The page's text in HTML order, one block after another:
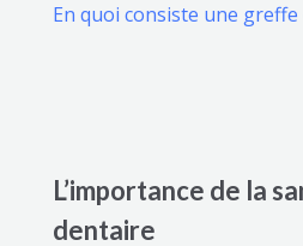
En quoi consiste une greffe
L’importance de la
dentaire